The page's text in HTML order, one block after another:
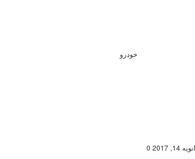
خودرو
14, 2017
0